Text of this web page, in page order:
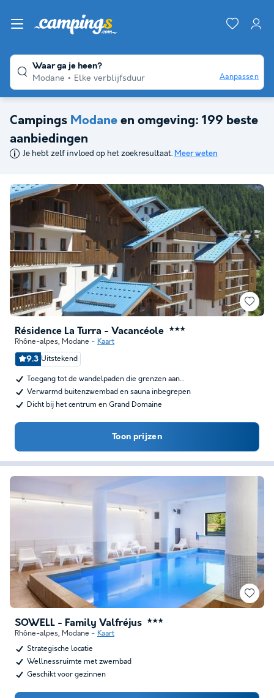
Waar ga je heen?
Modane
Elke verblijfsduur Aanpassen
Campings Modane en omgeving: 199 beste
aanbiedingen
Je hebt zelf invloed op het zoekresultaat. Meer weten
Résidence La Turra - Vacancéole ★★★
Rhône-alpes, Modane Kaart
9.3 Uitstekend
Toegang tot de wandelpaden die grenzen aan…
Verwarmd buitenzwembad en sauna inbegrepen
Dicht bij het centrum en Grand Domaine
Toon prijzen
SOWELL - Family Valfréjus ★★★
Rhône-alpes, Modane
Kaart
Strategische locatie
Wellnessruimte met zwembad
Geschikt voor gezinnen